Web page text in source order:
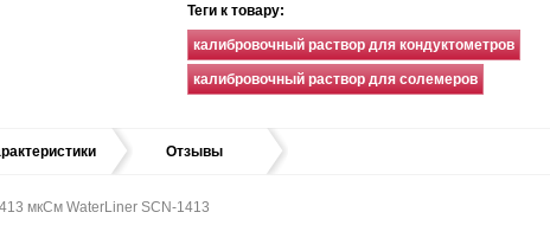
Теги к товару:
калибровочный раствор для кондуктометров
калибровочный раствор для солемеров
Отзывы
мкСм WaterLiner SCN-1413